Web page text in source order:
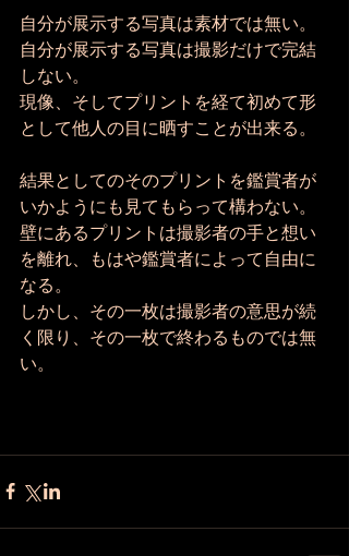
自分が展示する写真は素材では無い。
自分が展示する写真は撮影だけで完結
しない。
現像、そしてプリントを経て初めて形
として他人の目に晒すことが出来る。
結果としてのそのプリントを鑑賞者が
いかようにも見てもらって構わない。
壁にあるプリントは撮影者の手と想い
を離れ、もはや鑑賞者によって自由に
なる。
しかし、その一枚は撮影者の意思が続
く限り、その一枚で終わるものでは無
い。